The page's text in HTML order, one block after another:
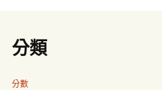
分類
分數